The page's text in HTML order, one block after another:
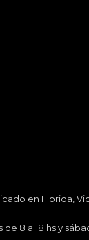
en Florida,
8 a 18 hs y